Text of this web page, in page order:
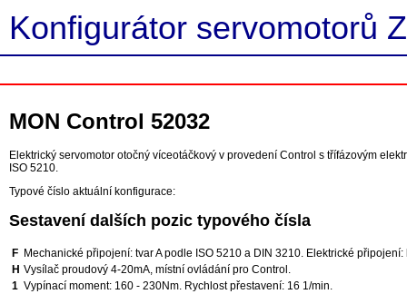
Konfigurátor servomotorů
MON Control 52032
Elektrický servomotor otočný víceotáčkový v provedení Control s třífázovým
ISO 5210.
Typové číslo aktuální konfigurace:
Sestavení dalších pozic typového čísla
F Mechanické připojení: tvar A podle ISO 5210 a DIN 3210. Elektrické připojení:
H Vysílač proudový 4-20mA, místní ovládání pro Control.
1 Vypínací moment: 160 - 230Nm. Rychlost přestavení: 16 1/min.